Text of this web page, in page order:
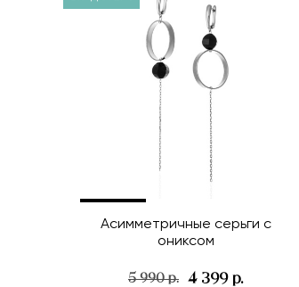
Асимметричные серьги с
ониксом
5 990 р. 4 399 р.